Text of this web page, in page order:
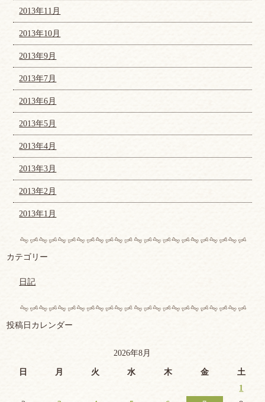
2013年11月
2013年10月
2013年9月
2013年7月
2013年6月
2013年5月
2013年4月
2013年3月
2013年2月
2013年1月
カテゴリー
日記
投稿日カレンダー
2026年8月
日 月 火 水 木 金
土
1